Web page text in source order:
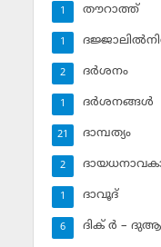
തൗറാത്ത്
1
1
ദര്‍ശനം
2
ദര്‍ശനങ്ങള്‍
1
ദാമ്പത്യം
21
2
ദാവൂദ്‌
1
ദിക് ര്‍ – ദുആ
6